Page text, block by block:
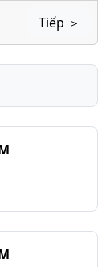
Tiếp ＞